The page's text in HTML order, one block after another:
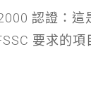
認證：這
要求的項